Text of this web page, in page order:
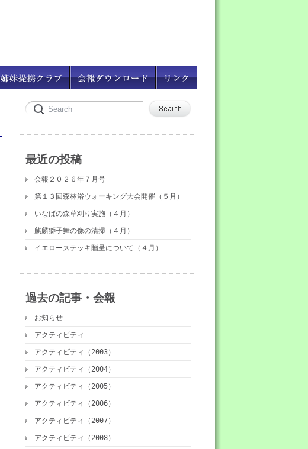
最近の投稿
会報２０２６年７月号
第１３回森林浴ウォーキング大会開催（５月）
いなばの森草刈り実施（４月）
麒麟獅子舞の像の清掃（４月）
イエローステッキ贈呈について（４月）
過去の記事・会報
お知らせ
アクティビティ
アクティビティ（2003）
アクティビティ（2004）
アクティビティ（2005）
アクティビティ（2006）
アクティビティ（2007）
アクティビティ（2008）